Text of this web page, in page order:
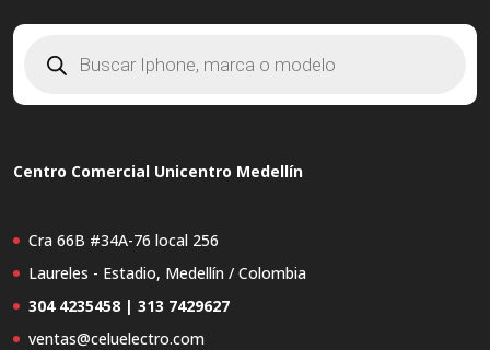
Centro Comercial Unicentro Medellín
Cra 66B #34A-76 local 256
Laureles - Estadio, Medellín / Colombia
304 4235458 | 313 7429627
ventas@celuelectro.com